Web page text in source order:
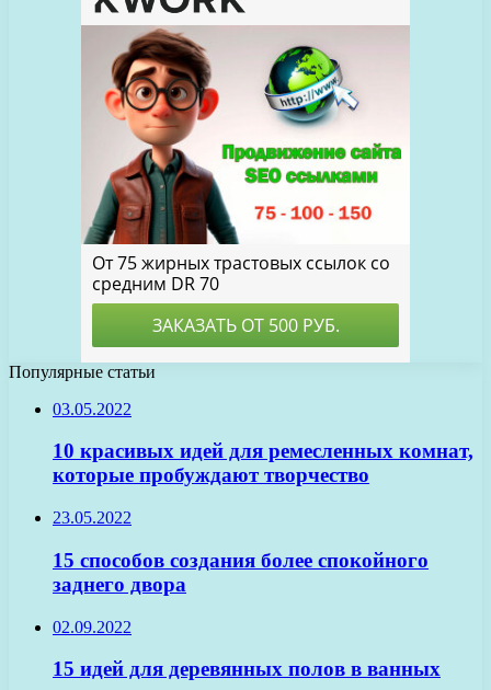
Популярные статьи
03.05.2022
10 красивых идей для ремесленных комнат,
которые пробуждают творчество
23.05.2022
15 способов создания более спокойного
заднего двора
02.09.2022
15 идей для деревянных полов в ванных